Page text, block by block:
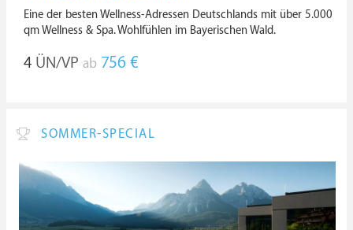
Eine der besten Wellness-Adressen Deutschlands mit über 5.000
qm Wellness & Spa. Wohlfühlen im Bayerischen Wald.
4 ÜN/VP ab 756 €
SOMMER-SPECIAL